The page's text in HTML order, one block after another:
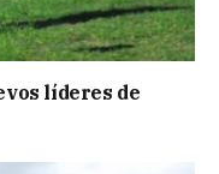
líderes de